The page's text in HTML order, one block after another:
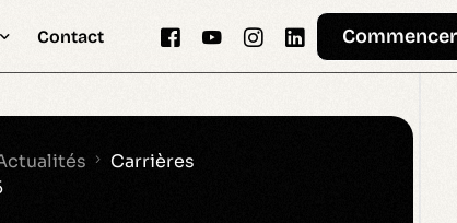
Gemini Automatisation
Contact
Carrières